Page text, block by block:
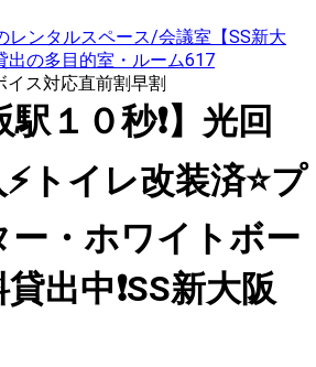
レンタルスペース/会議室【SS新大
出の多目的室・ルーム617
イス対応直前割早割
駅１０秒❗️】光回
トイレ改装済⭐️プ
ー・ホワイトボー
出中❗️SS新大阪